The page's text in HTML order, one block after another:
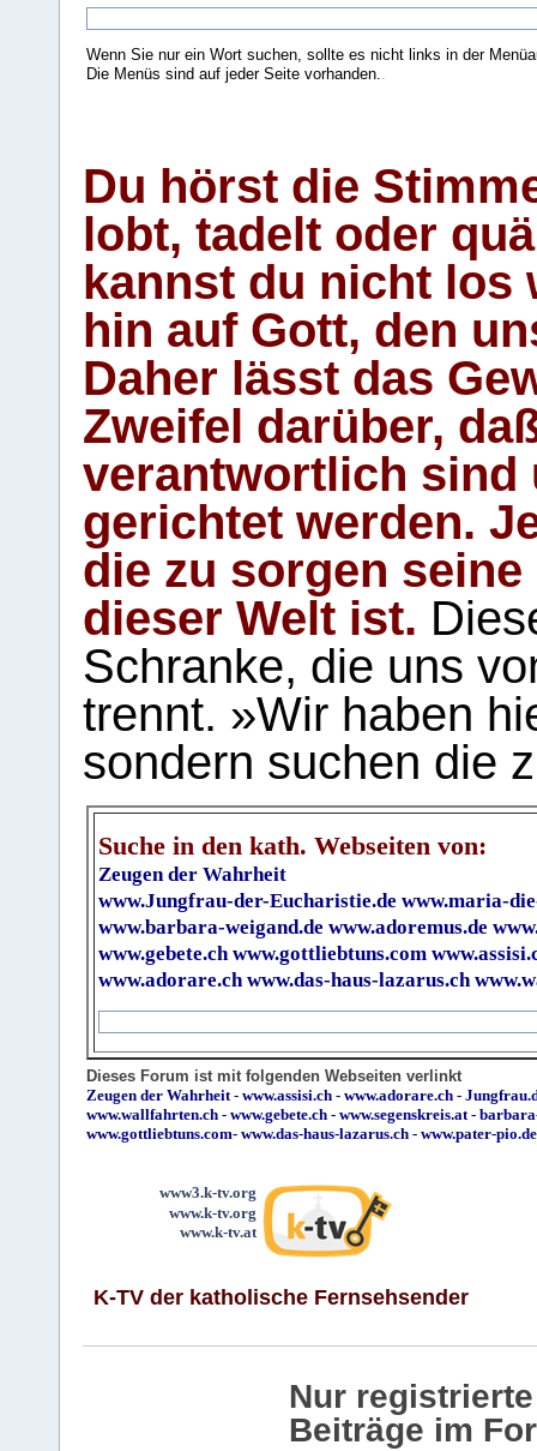
Wenn Sie nur ein Wort suchen, sollte es nicht links in der
Die Menüs sind auf jeder Seite vorhanden..
Du hörst die
lobt, tadelt oder
kannst du nicht los
hin auf Gott, den
Daher lässt das
Zweifel darüber,
verantwortlich sind
gerichtet werden.
die zu sorgen
dieser Welt ist.
Schranke, die uns
trennt. »Wir haben
sondern suchen die
Suche in den kath. Webseiten von:
Zeugen der Wahrheit
www.Jungfrau-der-Eucharistie.de www.maria-
www.barbara-weigand.de www.adoremus.de
www.gebete.ch www.gottliebtuns.com
www.adorare.ch www.das-haus-lazarus.ch
Dieses Forum ist mit folgenden Webseiten verlinkt
Zeugen der Wahrheit- www.assisi.ch - www.adorare.ch -
www.wallfahrten.ch - www.gebete.ch - www.segenskreis.at-
www.gottliebtuns.com- www.das-haus-lazarus.ch - www.pater-pio.de
www3.k-tv.org
www.k-tv.org
www.k-tv.at
K-TV der katholische Fernsehsender
Nur
Beiträge im